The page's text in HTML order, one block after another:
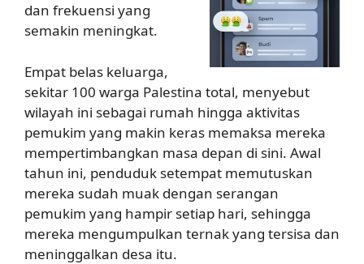
dan frekuensi yang
semakin meningkat.
Empat belas keluarga,
sekitar 100 warga Palestina total, menyebut
wilayah ini sebagai rumah hingga aktivitas
pemukim yang makin keras memaksa mereka
mempertimbangkan masa depan di sini. Awal
tahun ini, penduduk setempat memutuskan
mereka sudah muak dengan serangan
pemukim yang hampir setiap hari, sehingga
mereka mengumpulkan ternak yang tersisa dan
meninggalkan desa itu.